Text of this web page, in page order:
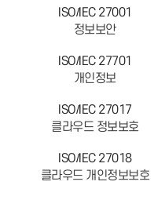
ISO/IEC 27001
정보보안
ISO/IEC 27701
개인정보
ISO/IEC 27017
클라우드 정보보호
ISO/IEC 27018
클라우드 개인정보보호